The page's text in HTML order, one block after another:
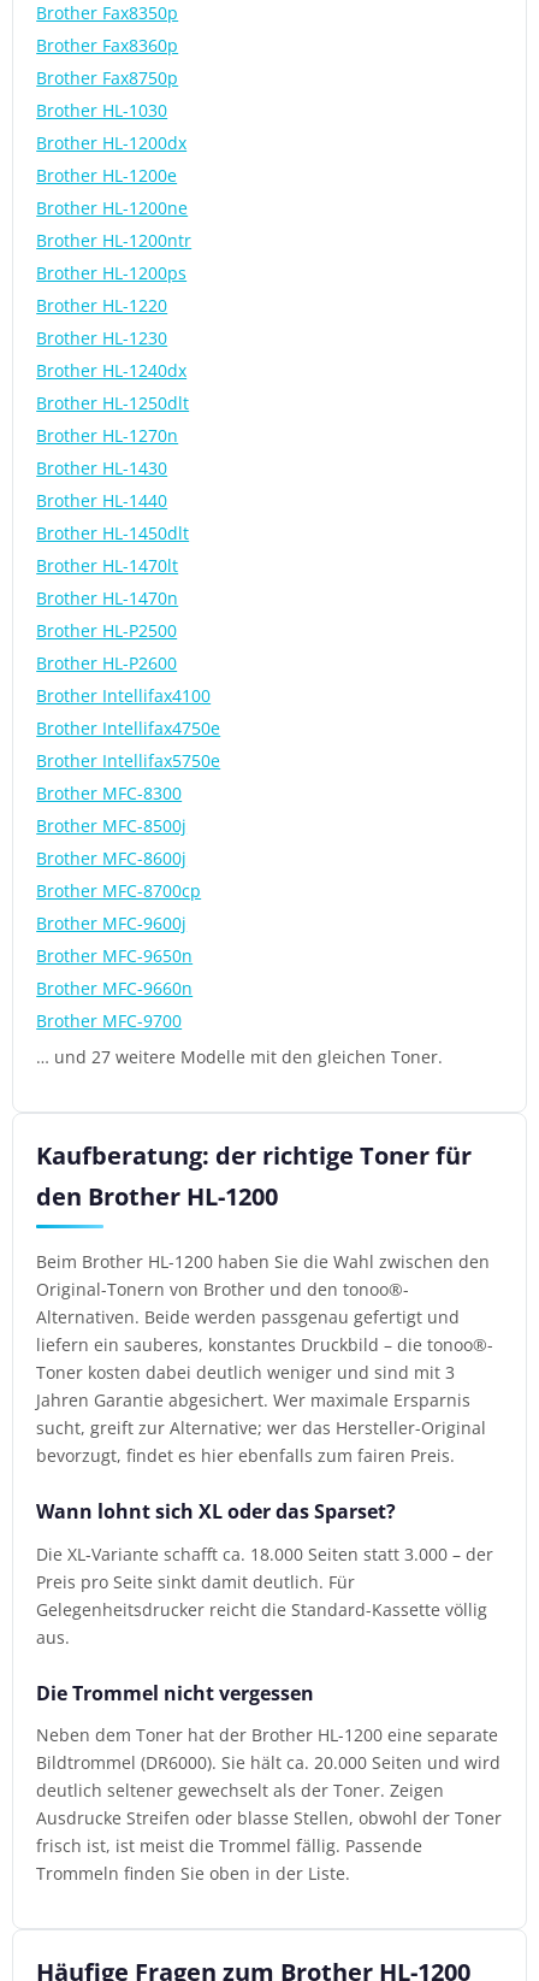
Brother Fax8350p
Brother Fax8360p
Brother Fax8750p
Brother HL-1030
Brother HL-1200dx
Brother HL-1200e
Brother HL-1200ne
Brother HL-1200ntr
Brother HL-1200ps
Brother HL-1220
Brother HL-1230
Brother HL-1240dx
Brother HL-1250dlt
Brother HL-1270n
Brother HL-1430
Brother HL-1440
Brother HL-1450dlt
Brother HL-1470lt
Brother HL-1470n
Brother HL-P2500
Brother HL-P2600
Brother Intellifax4100
Brother Intellifax4750e
Brother Intellifax5750e
Brother MFC-8300
Brother MFC-8500j
Brother MFC-8600j
Brother MFC-8700cp
Brother MFC-9600j
Brother MFC-9650n
Brother MFC-9660n
Brother MFC-9700
… und 27 weitere Modelle mit den gleichen Toner.
Kaufberatung: der richtige Toner für
den Brother HL-1200
Beim Brother HL-1200 haben Sie die Wahl zwischen den
Original-Tonern von Brother und den tonoo®-
Alternativen. Beide werden passgenau gefertigt und
liefern ein sauberes, konstantes Druckbild – die tonoo®-
Toner kosten dabei deutlich weniger und sind mit 3
Jahren Garantie abgesichert. Wer maximale Ersparnis
sucht, greift zur Alternative; wer das Hersteller-Original
bevorzugt, findet es hier ebenfalls zum fairen Preis.
Wann lohnt sich XL oder das Sparset?
Die XL-Variante schafft ca. 18.000 Seiten statt 3.000 – der
Preis pro Seite sinkt damit deutlich. Für
Gelegenheitsdrucker reicht die Standard-Kassette völlig
aus.
Die Trommel nicht vergessen
Neben dem Toner hat der Brother HL-1200 eine separate
Bildtrommel (DR6000). Sie hält ca. 20.000 Seiten und wird
deutlich seltener gewechselt als der Toner. Zeigen
Ausdrucke Streifen oder blasse Stellen, obwohl der Toner
frisch ist, ist meist die Trommel fällig. Passende
Trommeln finden Sie oben in der Liste.
Häufige Fragen zum Brother HL-1200